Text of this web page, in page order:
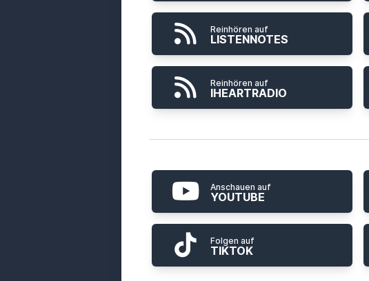
Reinhören auf
LISTENNOTES
Reinhören auf
IHEARTRADIO
Anschauen auf
YOUTUBE
Folgen auf
TIKTOK